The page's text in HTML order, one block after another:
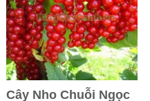
Cây Nho Chuỗi Ngọc